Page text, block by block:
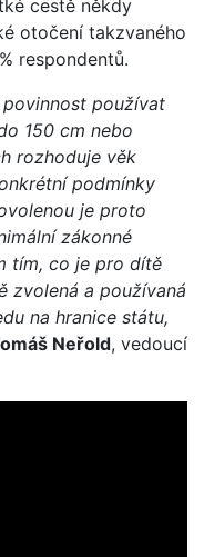
cestě někdy
otočení takzvaného
respondentů.
používat
150 cm nebo
rozhoduje věk
podmínky
je proto
zákonné
tím, co je pro dítě
zvolená a používaná
na hranice státu,
Neřold, vedoucí